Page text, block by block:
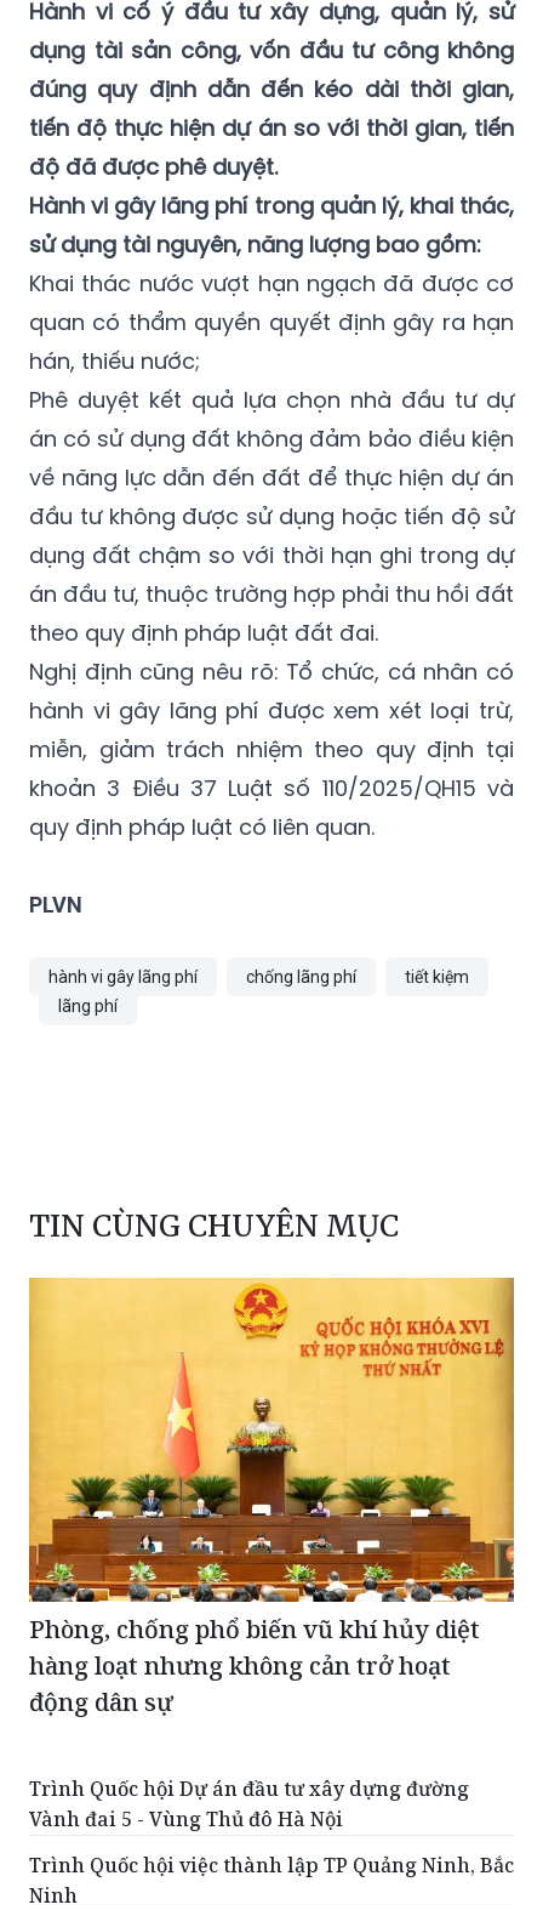
Hành vi cố ý đầu tư xây dựng, quản lý, sử
dụng tài sản công, vốn đầu tư công không
đúng quy định dẫn đến kéo dài thời gian,
tiến độ thực hiện dự án so với thời gian, tiến
độ đã được phê duyệt.
Hành vi gây lãng phí trong quản lý, khai thác,
sử dụng tài nguyên, năng lượng bao gồm:
Khai thác nước vượt hạn ngạch đã được cơ
quan có thẩm quyền quyết định gây ra hạn
hán, thiếu nước;
Phê duyệt kết quả lựa chọn nhà đầu tư dự
án có sử dụng đất không đảm bảo điều kiện
về năng lực dẫn đến đất để thực hiện dự án
đầu tư không được sử dụng hoặc tiến độ sử
dụng đất chậm so với thời hạn ghi trong dự
án đầu tư, thuộc trường hợp phải thu hồi đất
theo quy định pháp luật đất đai.
Nghị định cũng nêu rõ: Tổ chức, cá nhân có
hành vi gây lãng phí được xem xét loại trừ,
miễn, giảm trách nhiệm theo quy định tại
khoản 3 Điều 37 Luật số 110/2025/QH15 và
quy định pháp luật có liên quan.
PLVN
hành vi gây lãng phí chống lãng phí
tiết kiệm
lãng phí
TIN CÙNG CHUYÊN MỤC
Phòng, chống phổ biến vũ khí hủy diệt
hàng loạt nhưng không cản trở hoạt
động dân sự
Trình Quốc hội Dự án đầu tư xây dựng đường
Vành đai 5 - Vùng Thủ đô Hà Nội
Trình Quốc hội việc thành lập TP Quảng Ninh, Bắc
Ninh